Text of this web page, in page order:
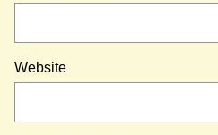
Website